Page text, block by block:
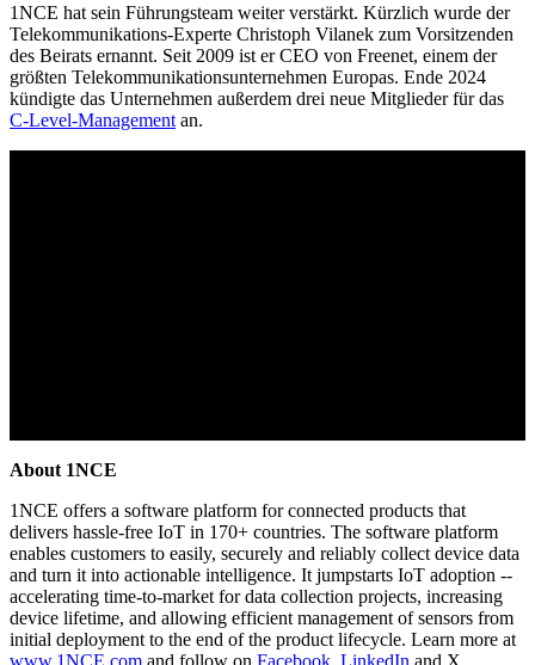
1NCE hat sein Führungsteam weiter verstärkt. Kürzlich wurde der
Telekommunikations-Experte Christoph Vilanek zum Vorsitzenden
des Beirats ernannt. Seit 2009 ist er CEO von Freenet, einem der
größten Telekommunikationsunternehmen Europas. Ende 2024
kündigte das Unternehmen außerdem drei neue Mitglieder für das
C-Level-Management an.
About 1NCE
1NCE offers a software platform for connected products that
delivers hassle-free IoT in 170+ countries. The software platform
enables customers to easily, securely and reliably collect device data
and turn it into actionable intelligence. It jumpstarts IoT adoption --
accelerating time-to-market for data collection projects, increasing
device lifetime, and allowing efficient management of sensors from
initial deployment to the end of the product lifecycle. Learn more at
www.1NCE.com and follow on Facebook, LinkedIn and X.